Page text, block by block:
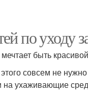
по уходу
быть
совсем не нужно
на ухаживающие